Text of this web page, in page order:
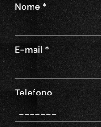
Nome *
E-mail *
Telefono